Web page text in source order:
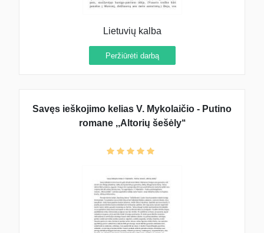
Lietuvių kalba
Peržiūrėti darbą
Savęs ieškojimo kelias V. Mykolaičio - Putino
romane ,,Altorių šešėly‘‘